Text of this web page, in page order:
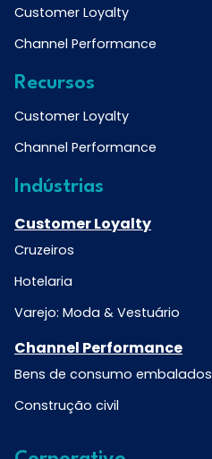
Customer Loyalty
Channel Performance
Recursos
Customer Loyalty
Channel Performance
Indústrias
Customer Loyalty
Cruzeiros
Hotelaria
Varejo: Moda & Vestuário
Channel Performance
Bens de consumo embalados
Construção civil